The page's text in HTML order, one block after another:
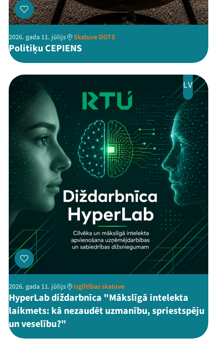
2026. gada 11. jūlijs Skatuve DOTS
Politiķu CEPIENS
LV
2026. gada 11. jūlijs Izglītības skatuve
HyperLab diždarbnīca "Mākslīgā intelekta
laikmets: kā nezaudēt uzmanību, spriestspēju
un veselību?"